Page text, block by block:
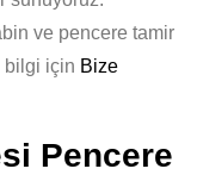
ve pencere tamir
bilgi için Bize
Pencere